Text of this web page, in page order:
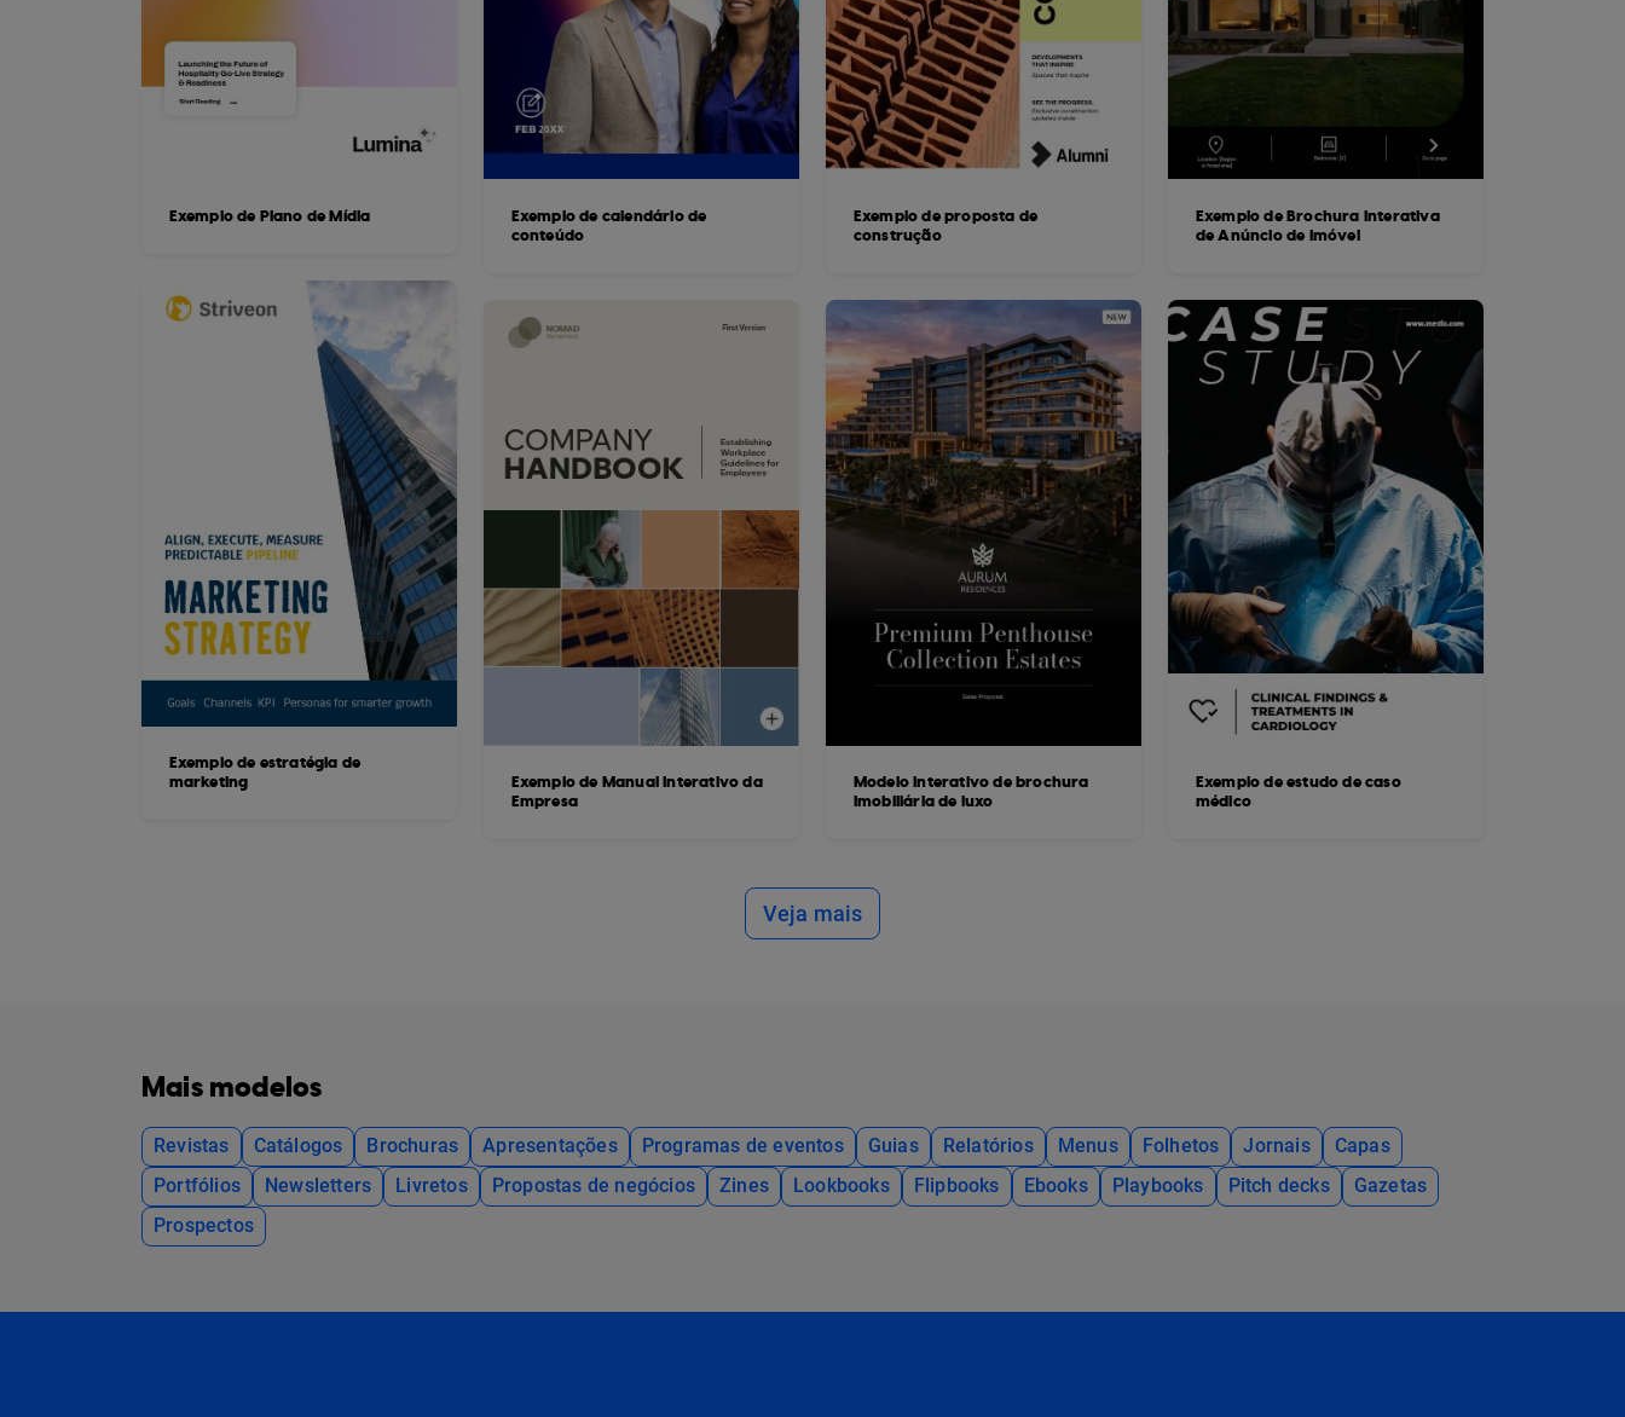
Exemplo de Plano de Mídia
Exemplo de estratégia de
marketing
Exemplo de calendário de
conteúdo
Exemplo de Manual Interativo da
Empresa
Exemplo de proposta de
construção
Modelo interativo de brochura
imobiliária de luxo
Exemplo de Brochura Interativa
de Anúncio de Imóvel
Exemplo de estudo de caso
médico
Veja mais
Mais modelos
Revistas Catálogos Brochuras Apresentações Programas de eventos Guias Relatórios Menus Folhetos Jornais
Capas
Portfólios
Newsletters Livretos Propostas de negócios Zines Lookbooks Flipbooks Ebooks Playbooks Pitch decks
Gazetas
Prospectos